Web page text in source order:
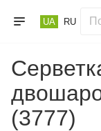
UA RU
(3777)